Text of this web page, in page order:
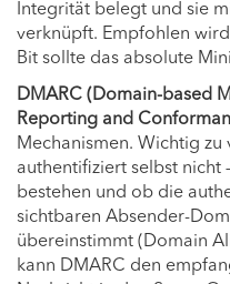
Integrität belegt und sie
verknüpft. Empfohlen
Bit sollte das absolute
DMARC (Domain-based
Reporting and
Mechanismen. Wichtig zu
authentifiziert selbst nicht
bestehen und ob die
sichtbaren Absender-
übereinstimmt (Domain
kann DMARC den